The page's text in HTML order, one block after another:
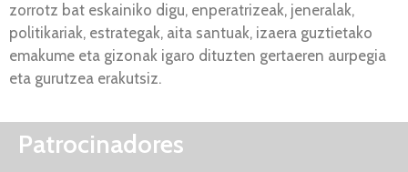
zorrotz bat eskainiko digu, enperatrizeak, jeneralak,
politikariak, estrategak, aita santuak, izaera guztietako
emakume eta gizonak igaro dituzten gertaeren aurpegia
eta gurutzea erakutsiz.
Patrocinadores